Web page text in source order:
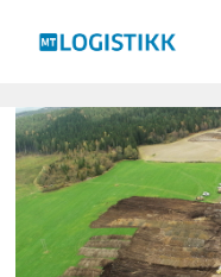
Emne:
e6
levanger